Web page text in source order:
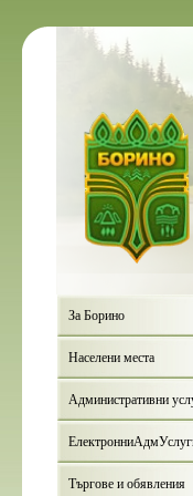
За Борино
Населени места
Административни
Търгове и обявления